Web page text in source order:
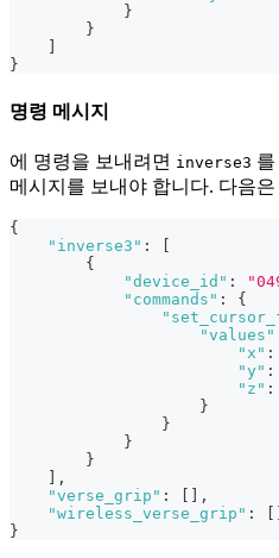
}
}
}
명령 메시지
에 명령을 보내려면 inverse3
메시지를 보내야 합니다. 다음
{
"inverse3" :
{
"device_id" :
"commands" :
{
"values"
"x" :
"y" :
"z" :
}
}
}
}
,
"verse_grip" :
,
"wireless_verse_grip" :
}